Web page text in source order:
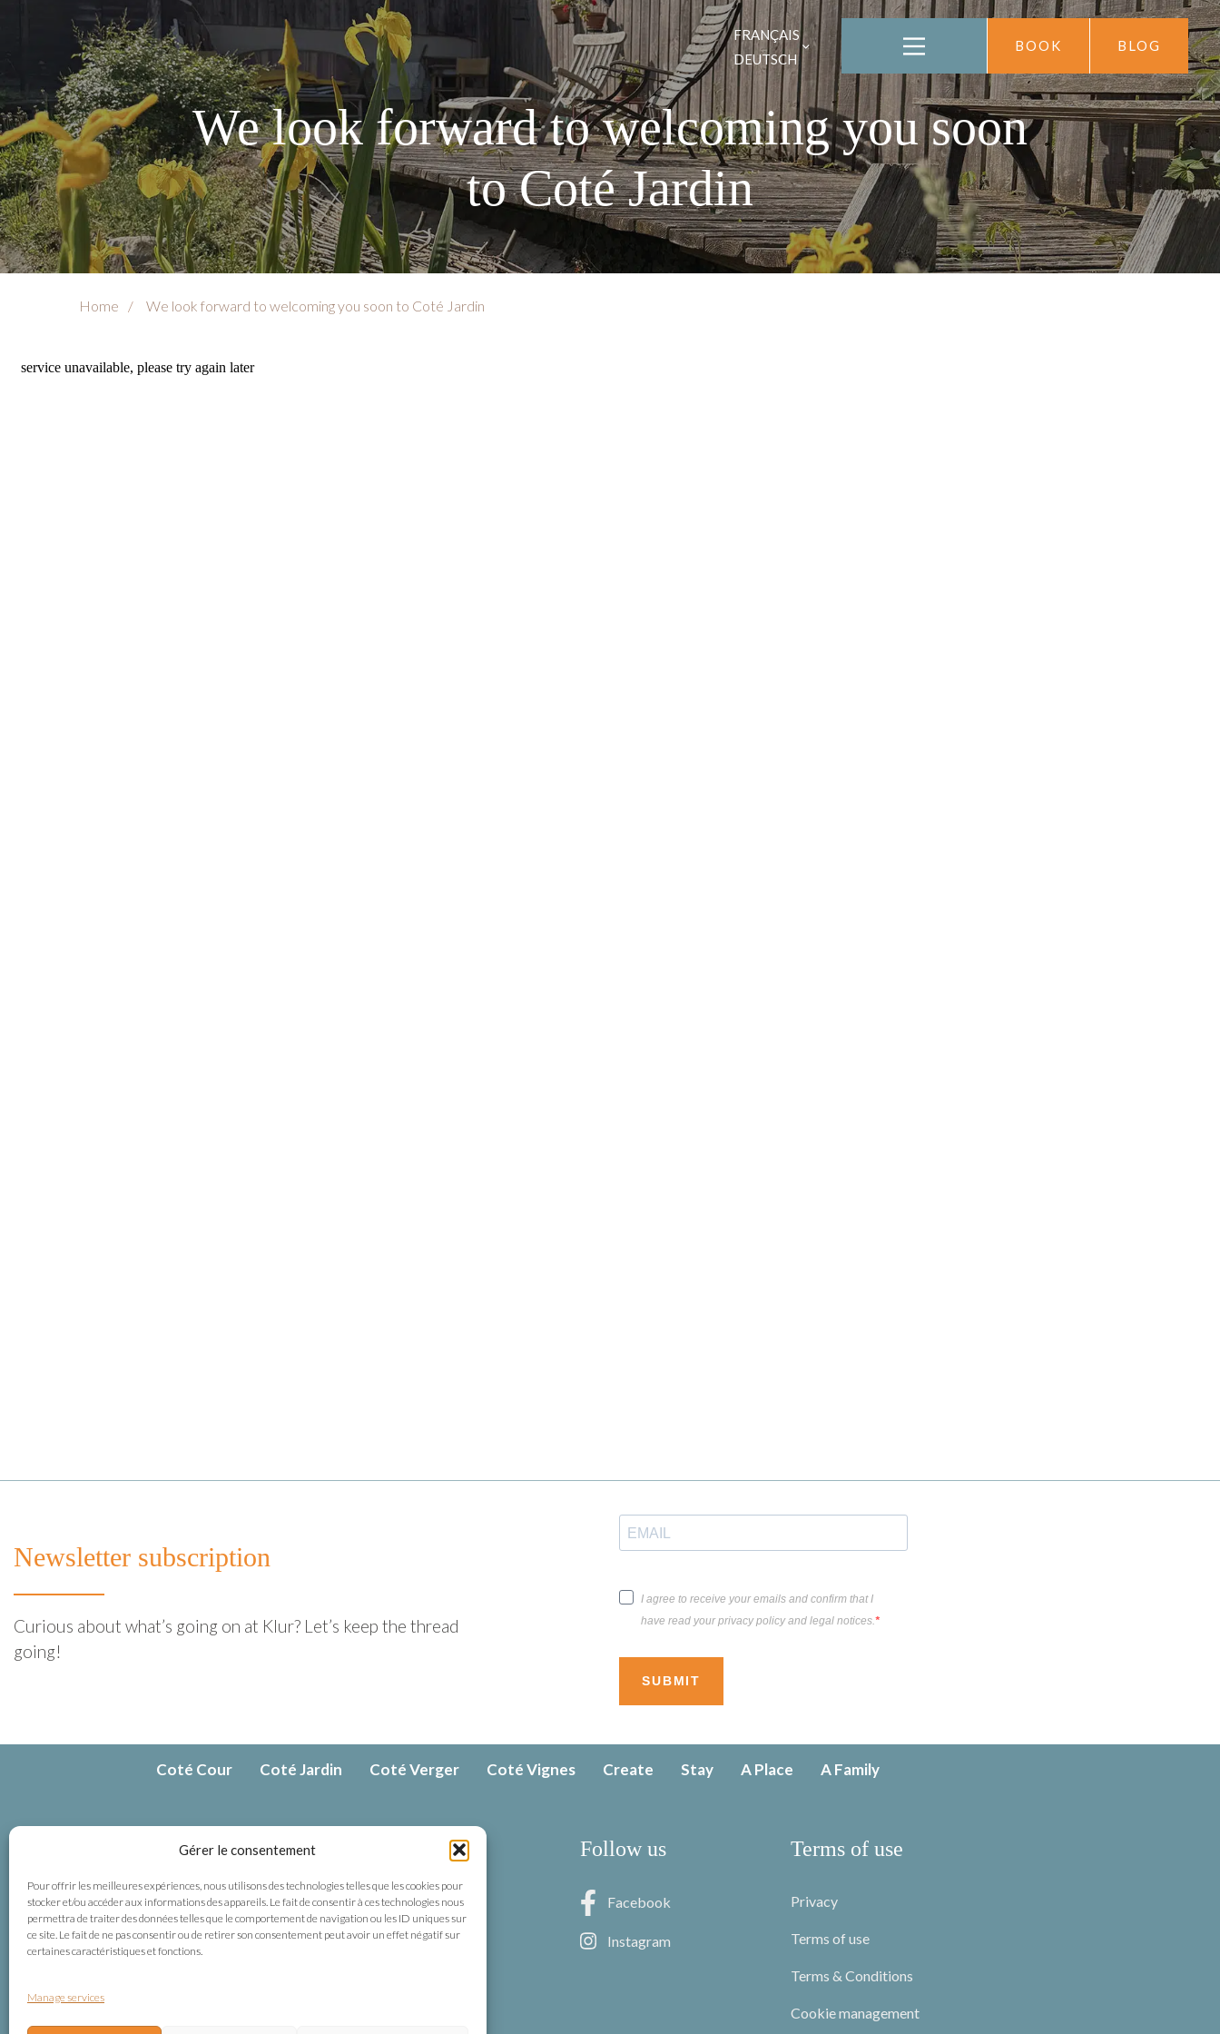
Gérer le consentement
Pour offrir les meilleures expériences, nous utilisons des technologies telles que les cookies pour
stocker et/ou accéder aux informations des appareils. Le fait de consentir à ces technologies nous
permettra de traiter des données telles que le comportement de navigation ou les ID uniques sur
ce site. Le fait de ne pas consentir ou de retirer son consentement peut avoir un effet négatif sur
certaines caractéristiques et fonctions.
Manage services
FRANÇAIS
DEUTSCH
BOOK BLOG
We look forward to welcoming you soon
to Coté Jardin
Home We look forward to welcoming you soon to Coté Jardin
Newsletter subscription
Curious about what’s going on at Klur? Let’s keep the thread
going!
I agree to receive your emails and confirm that I
have read your privacy policy and legal notices.
SUBMIT
Coté Cour Coté Jardin Coté Verger Coté Vignes Create Stay A Place A Family
105, rue des Trois Epis
68230 Katzenthal
Follow us
Facebook
Instagram
Terms of use
Privacy
Terms of use
Terms & Conditions
Cookie management